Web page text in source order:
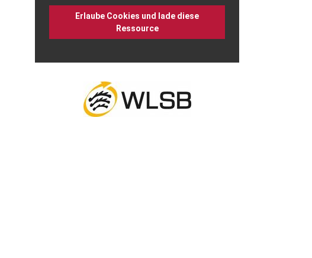
Erlaube Cookies und lade diese
Ressource